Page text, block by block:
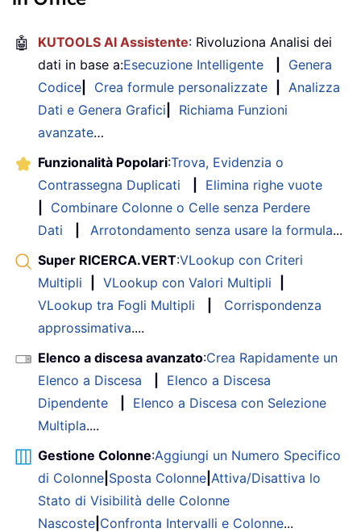
🤖 KUTOOLS AI Assistente: Rivoluziona Analisi dei
dati in base a:Esecuzione Intelligente
Genera
Codice
Crea formule personalizzate
Analizza
Dati e Genera Grafici
Richiama Funzioni
avanzate…
Funzionalità Popolari:Trova, Evidenzia o
Contrassegna Duplicati
Elimina righe vuote
Combinare Colonne o Celle senza Perdere
Dati
Arrotondamento senza usare la formula...
Super RICERCA.VERT:VLookup con Criteri
Multipli
VLookup con Valori Multipli
VLookup tra Fogli Multipli
Corrispondenza
approssimativa....
Elenco a discesa avanzato:Crea Rapidamente un
Elenco a Discesa
Elenco a Discesa
Dipendente
Elenco a Discesa con Selezione
Multipla....
Gestione Colonne:Aggiungi un Numero Specifico
di Colonne Sposta Colonne Attiva/Disattiva lo
Stato di Visibilità delle Colonne
Nascoste Confronta Intervalli e Colonne...